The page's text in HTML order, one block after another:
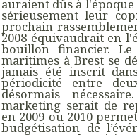
auraient dûs à
sérieusement leur
prochain
2008 équivaudrait en
bouillon financier.
maritimes à Brest se
jamais été inscrit
périodicité entre
désormais
marketing serait de
en 2009 ou 2010
budgétisation de